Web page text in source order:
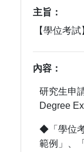
主旨：
內容：
研究生申
Degree
◆「學位
範例」、